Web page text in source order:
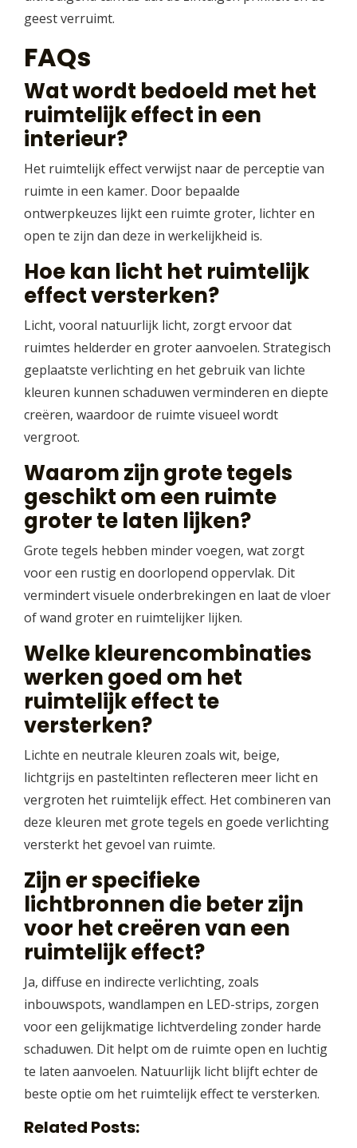
geest verruimt.
FAQs
Wat wordt bedoeld met het
ruimtelijk effect in een
interieur?
Het ruimtelijk effect verwijst naar de perceptie van
ruimte in een kamer. Door bepaalde
ontwerpkeuzes lijkt een ruimte groter, lichter en
open te zijn dan deze in werkelijkheid is.
Hoe kan licht het ruimtelijk
effect versterken?
Licht, vooral natuurlijk licht, zorgt ervoor dat
ruimtes helderder en groter aanvoelen. Strategisch
geplaatste verlichting en het gebruik van lichte
kleuren kunnen schaduwen verminderen en diepte
creëren, waardoor de ruimte visueel wordt
vergroot.
Waarom zijn grote tegels
geschikt om een ruimte
groter te laten lijken?
Grote tegels hebben minder voegen, wat zorgt
voor een rustig en doorlopend oppervlak. Dit
vermindert visuele onderbrekingen en laat de vloer
of wand groter en ruimtelijker lijken.
Welke kleurencombinaties
werken goed om het
ruimtelijk effect te
versterken?
Lichte en neutrale kleuren zoals wit, beige,
lichtgrijs en pasteltinten reflecteren meer licht en
vergroten het ruimtelijk effect. Het combineren van
deze kleuren met grote tegels en goede verlichting
versterkt het gevoel van ruimte.
Zijn er specifieke
lichtbronnen die beter zijn
voor het creëren van een
ruimtelijk effect?
Ja, diffuse en indirecte verlichting, zoals
inbouwspots, wandlampen en LED-strips, zorgen
voor een gelijkmatige lichtverdeling zonder harde
schaduwen. Dit helpt om de ruimte open en luchtig
te laten aanvoelen. Natuurlijk licht blijft echter de
beste optie om het ruimtelijk effect te versterken.
Related Posts: